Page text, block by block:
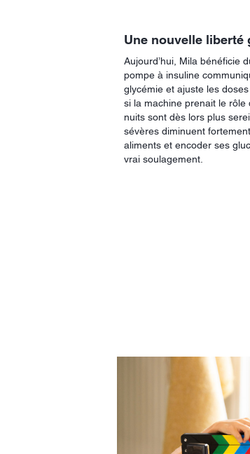
Une nouvelle liberté
Aujourd’hui, Mila bénéficie
pompe à insuline
glycémie et ajuste les
si la machine prenait le
nuits sont dès lors plus
sévères diminuent
aliments et encoder ses
vrai soulagement.